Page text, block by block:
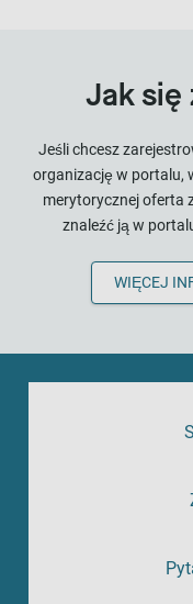
Jak
Jeśli chcesz
organizację w portalu,
merytorycznej oferta
znaleźć ją w
WIĘCEJ